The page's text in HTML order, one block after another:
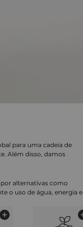
para uma cadeia de
Além disso, damos
alternativas como
o uso de água, energia e